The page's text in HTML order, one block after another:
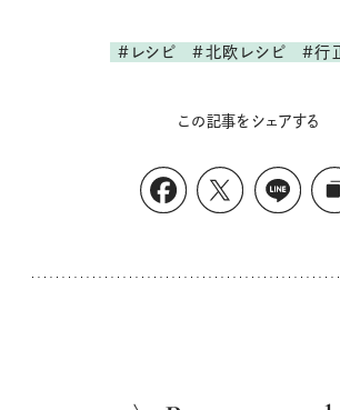
#レシピ #北欧レシピ #行
この記事をシェアする